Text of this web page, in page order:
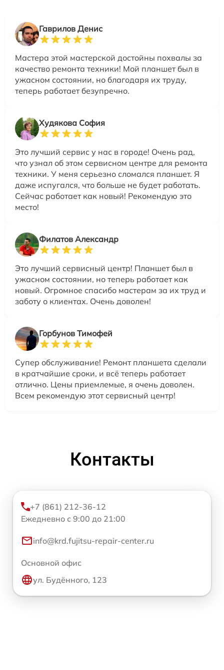
Гаврилов Денис
Мастера этой мастерской достойны похвалы за
качество ремонта техники! Мой планшет был в
ужасном состоянии, но благодаря их труду,
теперь работает безупречно.
Худякова София
Это лучший сервис у нас в городе! Очень рад,
что узнал об этом сервисном центре для ремонта
техники. У меня серьезно сломался планшет. Я
даже испугался, что больше не будет работать.
Сейчас работает как новый! Рекомендую это
место!
Филатов Александр
Это лучший сервисный центр! Планшет был в
ужасном состоянии, но теперь работает как
новый. Огромное спасибо мастерам за их труд и
заботу о клиентах. Очень доволен!
Горбунов Тимофей
Супер обслуживание! Ремонт планшета сделали
в кратчайшие сроки, и всё теперь работает
отлично. Цены приемлемые, я очень доволен.
Всем рекомендую этот сервисный центр!
Контакты
+7 (861) 212-36-12
Ежедневно с 9:00 до 21:00
info@krd.fujitsu-repair-center.ru
Основной офис
ул. Будённого, 123